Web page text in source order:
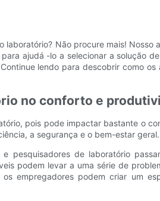
Não procure mais!
ajudá -lo a selecionar a solução
lendo para descobrir como
no conforto e
pois pode impactar bastante o
a segurança e o bem-estar geral.
de laboratório
​​podem levar a uma série de
empregadores podem criar um